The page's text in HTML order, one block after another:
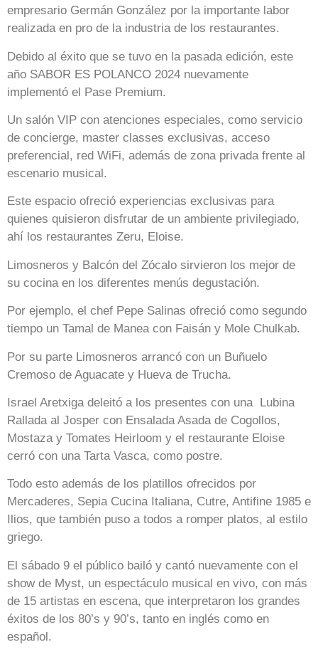
empresario Germán González por la importante labor
realizada en pro de la industria de los restaurantes.
Debido al éxito que se tuvo en la pasada edición, este
año SABOR ES POLANCO 2024 nuevamente
implementó el Pase Premium.
Un salón VIP con atenciones especiales, como servicio
de concierge, master classes exclusivas, acceso
preferencial, red WiFi, además de zona privada frente al
escenario musical.
Este espacio ofreció experiencias exclusivas para
quienes quisieron disfrutar de un ambiente privilegiado,
ahí los restaurantes Zeru, Eloise.
Limosneros y Balcón del Zócalo sirvieron los mejor de
su cocina en los diferentes menús degustación.
Por ejemplo, el chef Pepe Salinas ofreció como segundo
tiempo un Tamal de Manea con Faisán y Mole Chulkab.
Por su parte Limosneros arrancó con un Buñuelo
Cremoso de Aguacate y Hueva de Trucha.
Israel Aretxiga deleitó a los presentes con una Lubina
Rallada al Josper con Ensalada Asada de Cogollos,
Mostaza y Tomates Heirloom y el restaurante Eloise
cerró con una Tarta Vasca, como postre.
Todo esto además de los platillos ofrecidos por
Mercaderes, Sepia Cucina Italiana, Cutre, Antifine 1985 e
Ilios, que también puso a todos a romper platos, al estilo
griego.
El sábado 9 el público bailó y cantó nuevamente con el
show de Myst, un espectáculo musical en vivo, con más
de 15 artistas en escena, que interpretaron los grandes
éxitos de los 80’s y 90’s, tanto en inglés como en
español.